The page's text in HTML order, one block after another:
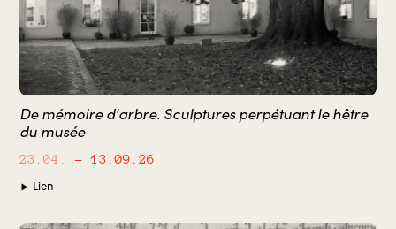
De mémoire d'arbre. Sculptures perpétuant le hêtre
du musée
23.04. – 13.09.26
Lien